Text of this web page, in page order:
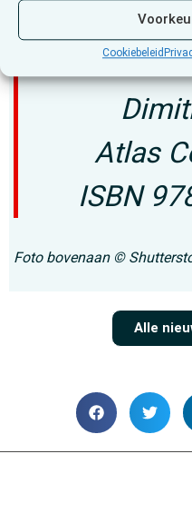
Cookiebeleid
Atlas
ISBN
Foto bovenaan ©
Alle